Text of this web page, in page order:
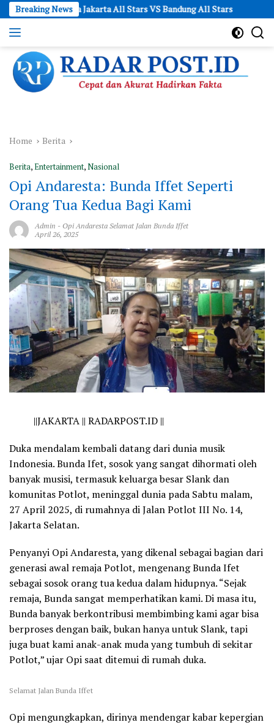
Skip
to
content
Breaking News
Jakarta All Stars VS Bandung All Stars Launching
dan
Akurat
Hadirkan
Fakta
Home Berita
Berita,Entertainment,Nasional
Opi Andaresta: Bunda Iffet Seperti
Orang Tua Kedua Bagi Kami
Admin - Opi Andaresta Selamat Jalan Bunda Iffet
April 26, 2025
||JAKARTA || RADARPOST.ID ||
Duka mendalam kembali datang dari dunia musik
Indonesia. Bunda Ifet, sosok yang sangat dihormati oleh
banyak musisi, termasuk keluarga besar Slank dan
komunitas Potlot, meninggal dunia pada Sabtu malam,
27 April 2025, di rumahnya di Jalan Potlot III No. 14,
Jakarta Selatan.
Penyanyi Opi Andaresta, yang dikenal sebagai bagian dari
generasi awal remaja Potlot, mengenang Bunda Ifet
sebagai sosok orang tua kedua dalam hidupnya. “Sejak
remaja, Bunda sangat memperhatikan kami. Di masa itu,
Bunda banyak berkontribusi membimbing kami agar bisa
berproses dengan baik, bukan hanya untuk Slank, tapi
juga buat kami anak-anak muda yang tumbuh di sekitar
Potlot,” ujar Opi saat ditemui di rumah duka.
Selamat Jalan Bunda Iffet
Opi mengungkapkan, dirinya mendengar kabar kepergian